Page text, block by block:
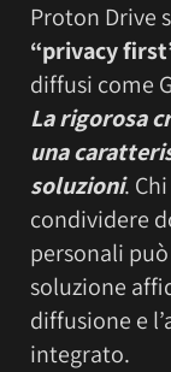
Proton Drive
“privacy
diffusi come
La rigorosa
una
soluzioni.
condividere
personali
soluzione
diffusione e
integrato.